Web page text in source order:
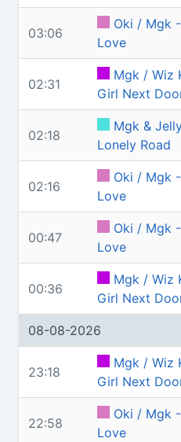
03:06
Oki / Mgk
Love
02:31
Mgk / Wiz
Girl Next
02:18
Mgk &
Lonely Road
02:16
Oki / Mgk
Love
00:47
Oki / Mgk
Love
00:36
Mgk / Wiz
Girl Next
08-08-2026
23:18
Mgk / Wiz
Girl Next
22:58
Oki / Mgk
Love